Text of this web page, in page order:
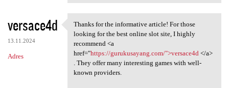
versace4d
13.11.2024
Adres
Thanks for the informative
Thanks for the informative article! For those
looking for the best online slot site, I highly
recommend <a
href="https://gurukusayang.com/">versace4d </a>
. They offer many interesting games with well-
known providers.